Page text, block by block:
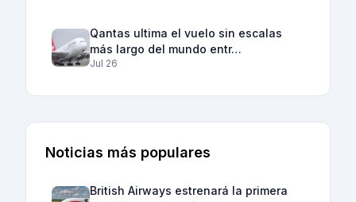
Qantas ultima el vuelo sin escalas
más largo del mundo entr…
Jul 26
Noticias más populares
British Airways estrenará la primera